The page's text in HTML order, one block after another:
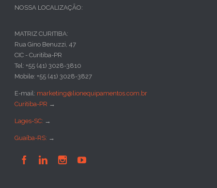
NOSSA LOCALIZAÇÃO:
MATRIZ CURITIBA:
Rua Gino Benuzzi, 47
CIC - Curitiba-PR
Tel: +55 (41) 3028-3810
Mobile: +55 (41) 3028-3827
E-mail: marketing@lionequipamentos.com.br
Curitiba-PR →
Lages-SC: →
Guaíba-RS: →
   